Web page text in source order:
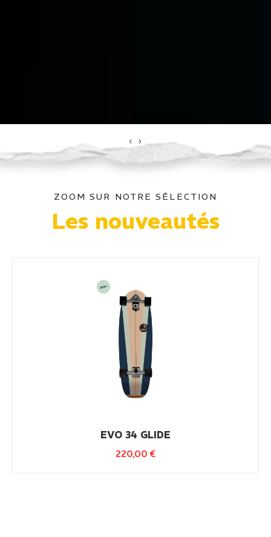
‹ ›
ZOOM SUR NOTRE SÉLECTION
Les nouveautés
Piquet HQ-Kite
9,90€